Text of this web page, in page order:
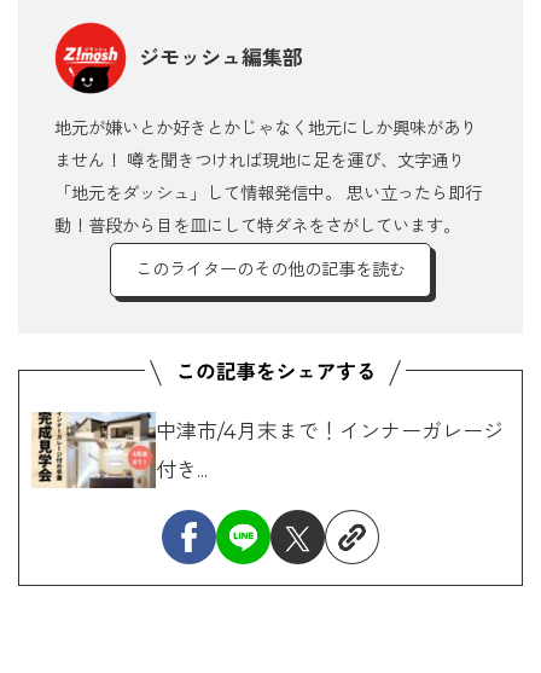
ジモッシュ編集部
地元が嫌いとか好きとかじゃなく地元にしか興味があり
ません！ 噂を聞きつければ現地に足を運び、文字通り
「地元をダッシュ」して情報発信中。 思い立ったら即行
動！普段から目を皿にして特ダネをさがしています。
このライターのその他の記事を読む
中津市/4月末まで！インナーガレージ
付き...